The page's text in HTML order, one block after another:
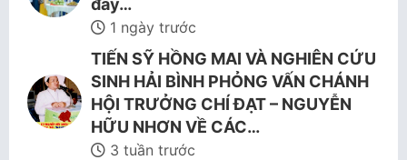
đây…
1 ngày trước
TIẾN SỸ HỒNG MAI VÀ NGHIÊN CỨU
SINH HẢI BÌNH PHỎNG VẤN CHÁNH
HỘI TRƯỞNG CHÍ ĐẠT – NGUYỄN
HỮU NHƠN VỀ CÁC…
3 tuần trước